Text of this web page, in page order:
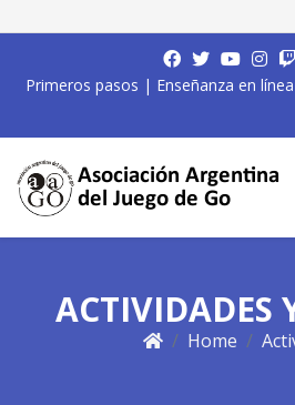
Primeros pasos | Enseñanza en línea
ACTIVIDADES
Home